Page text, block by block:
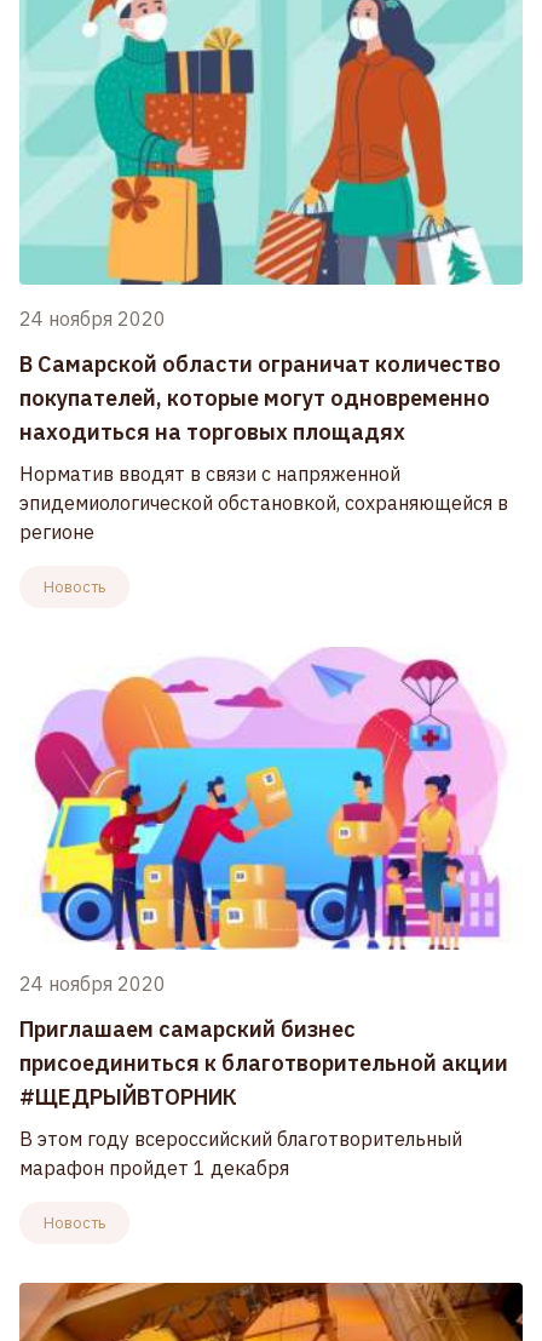
24 ноября 2020
В Самарской области ограничат количество
покупателей, которые могут одновременно
находиться на торговых площадях
Норматив вводят в связи с напряженной
эпидемиологической обстановкой, сохраняющейся в
регионе
Новость
24 ноября 2020
Приглашаем самарский бизнес
присоединиться к благотворительной акции
#ЩЕДРЫЙВТОРНИК
В этом году всероссийский благотворительный
марафон пройдет 1 декабря
Новость